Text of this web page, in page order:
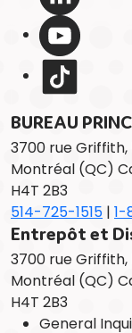
BUREAU
3700 rue Griffith,
Montréal (QC)
H4T 2B3
514-725-1515 | 1-
Entrepôt et
3700 rue Griffith,
Montréal (QC)
H4T 2B3
General